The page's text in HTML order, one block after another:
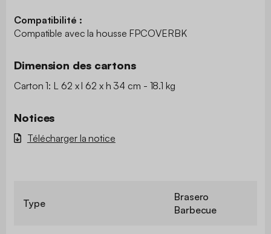
Compatibilité :
Compatible avec la housse FPCOVERBK
Dimension des cartons
Carton 1: L 62 x l 62 x h 34 cm - 18.1 kg
Notices
Télécharger la notice
Type
Brasero
Barbecue